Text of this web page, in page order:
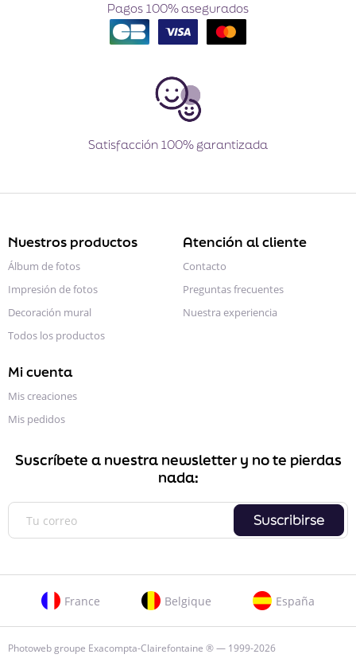
Pagos 100% asegurados
Satisfacción 100% garantizada
Nuestros productos
Álbum de fotos
Impresión de fotos
Decoración mural
Todos los productos
Atención al cliente
Contacto
Preguntas frecuentes
Nuestra experiencia
Mi cuenta
Mis creaciones
Mis pedidos
Suscríbete a nuestra newsletter y no te pierdas
nada:
Suscribirse
France Belgique España
Photoweb groupe Exacompta-Clairefontaine ® — 1999-2026